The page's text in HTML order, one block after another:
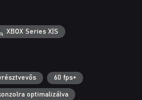
XBOX Series X|S
60 fps+
optimalizálva